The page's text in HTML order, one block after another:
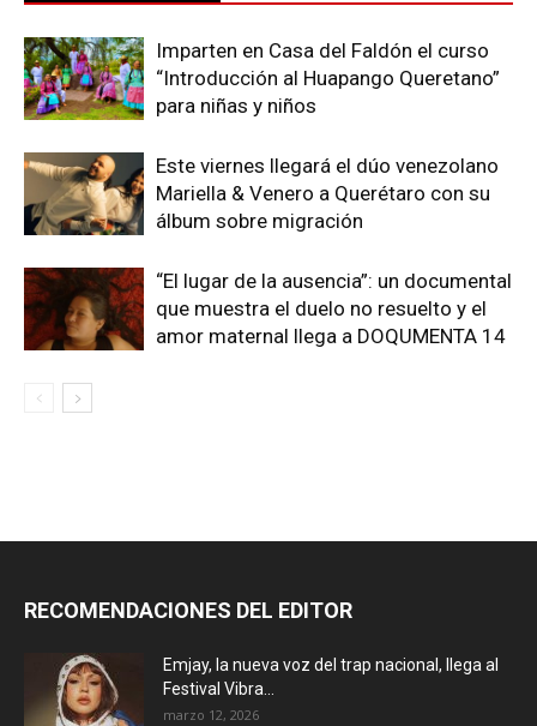
Imparten en Casa del Faldón el curso
“Introducción al Huapango Queretano”
para niñas y niños
Este viernes llegará el dúo venezolano
Mariella & Venero a Querétaro con su
álbum sobre migración
“El lugar de la ausencia”: un documental
que muestra el duelo no resuelto y el
amor maternal llega a DOQUMENTA 14
RECOMENDACIONES DEL EDITOR
Emjay, la nueva voz del trap nacional, llega al
Festival Vibra...
marzo 12, 2026